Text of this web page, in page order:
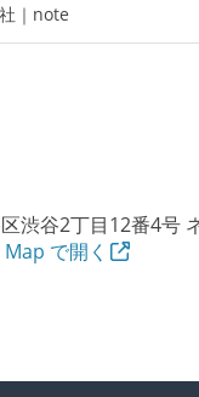
｜note
渋谷2丁目12番4号
で開く